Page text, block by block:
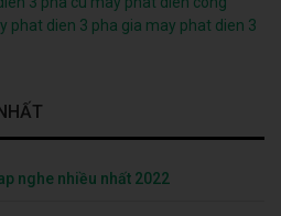
phat dien 3 pha gia may phat dien 3
nghe nhiều nhất 2022